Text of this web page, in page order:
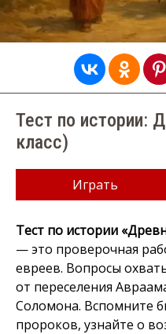
Тест по истории:
класс)
Играть
Тест по истории
— это проверочная
евреев. Вопросы
от переселения
Соломона. Вспомните
пророков, узнайте о